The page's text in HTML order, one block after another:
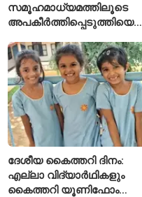
സമൂഹമാധ്യമത്തിലൂടെ
അപകീർത്തിപ്പെടുത്തിയെന്ന്
ആയങ്കിക്കെതിരെ പുതിയ
കേസ്
ദേശീയ കൈത്തറി ദിനം:
എല്ലാ വിദ്യാർഥികളും
കൈത്തറി യൂണിഫോം